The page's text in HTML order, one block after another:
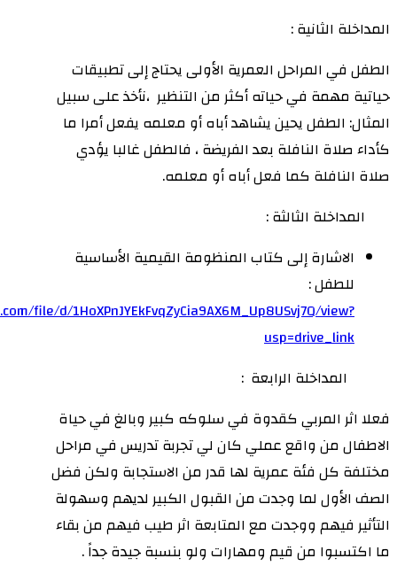
المداخلة الثانية :
الطفل في المراحل العمرية الأولى يحتاج إلى تطبيقات
حياتية مهمة في حياته أكثر من التنظير ،نأخذ على سبيل
المثال: الطفل يحين يشاهد أباه أو معلمه يفعل أمرا ما
كأداء صلاة النافلة بعد الفريضة ، فالطفل غالبا يؤدي
صلاة النافلة كما فعل أباه أو معلمه.
المداخلة الثالثة :
الاشارة إلى كتاب المنظومة القيمية الأساسية
للطفل :
file/d/1HoXPnJYEkFvqZyCia9AX6M_Up8USvj7Q/view?
usp=drive_link
المداخلة الرابعة :
فعلا اثر المربي كقدوة في سلوكه كبير وبالغ في حياة
الاطفال من واقع عملي كان لي تجربة تدريس في مراحل
مختلفة كل فئة عمرية لها قدر من الاستجابة ولكن فضل
الصف الأول لما وجدت من القبول الكبير لديهم وسهولة
التأثير فيهم ووجدت مع المتابعة اثر طيب فيهم من بقاء
ما اكتسبوا من قيم ومهارات ولو بنسبة جيدة جداً .